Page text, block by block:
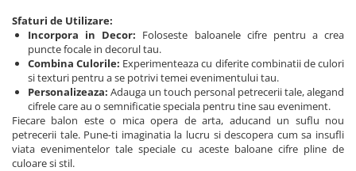
Sfaturi de Utilizare:
Incorpora in Decor: Foloseste baloanele cifre pentru a crea
puncte focale in decorul tau.
Combina Culorile: Experimenteaza cu diferite combinatii de culori
si texturi pentru a se potrivi temei evenimentului tau.
Personalizeaza: Adauga un touch personal petrecerii tale, alegand
cifrele care au o semnificatie speciala pentru tine sau eveniment.
Fiecare balon este o mica opera de arta, aducand un suflu nou
petrecerii tale. Pune-ti imaginatia la lucru si descopera cum sa insufli
viata evenimentelor tale speciale cu aceste baloane cifre pline de
culoare si stil.